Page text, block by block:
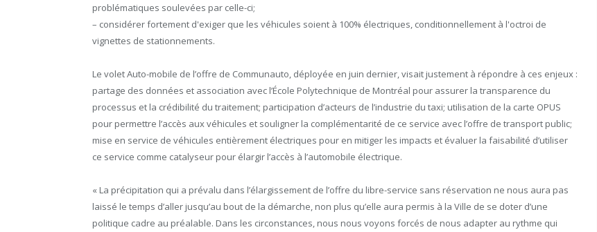
problématiques soulevées par celle-ci;
– considérer fortement d'exiger que les véhicules soient à 100% électriques, conditionnellement à l'octroi de
vignettes de stationnements.
Le volet Auto-mobile de l’offre de Communauto, déployée en juin dernier, visait justement à répondre à ces enjeux :
partage des données et association avec l’École Polytechnique de Montréal pour assurer la transparence du
processus et la crédibilité du traitement; participation d’acteurs de l’industrie du taxi; utilisation de la carte OPUS
pour permettre l’accès aux véhicules et souligner la complémentarité de ce service avec l’offre de transport public;
mise en service de véhicules entièrement électriques pour en mitiger les impacts et évaluer la faisabilité d’utiliser
ce service comme catalyseur pour élargir l’accès à l’automobile électrique.
« La précipitation qui a prévalu dans l’élargissement de l’offre du libre-service sans réservation ne nous aura pas
laissé le temps d’aller jusqu’au bout de la démarche, non plus qu’elle aura permis à la Ville de se doter d’une
politique cadre au préalable. Dans les circonstances, nous nous voyons forcés de nous adapter au rythme qui